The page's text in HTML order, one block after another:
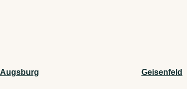
Augsburg Geisenfeld